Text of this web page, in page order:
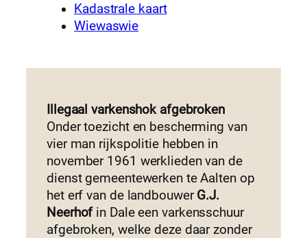
Kadastrale kaart
Wiewaswie
Illegaal varkenshok afgebroken
Onder toezicht en bescherming van
vier man rijkspolitie hebben in
november 1961 werklieden van de
dienst gemeentewerken te Aalten op
het erf van de landbouwerG.J.
Neerhofin Dale een varkensschuur
afgebroken, welke deze daar zonder